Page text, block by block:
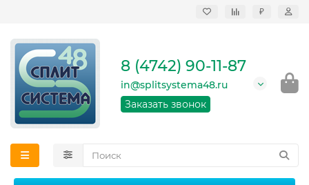
₽
кондиционеров в
области
График работы: 9:00 -
21:00 без перерыва и
8 (4742) 90-11-87
in@splitsystema48.ru
Заказать звонок